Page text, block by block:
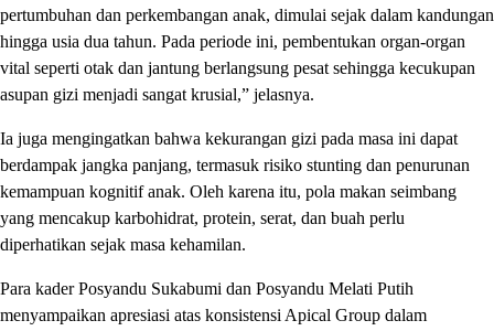
pertumbuhan dan perkembangan anak, dimulai sejak dalam kandungan
hingga usia dua tahun. Pada periode ini, pembentukan organ-organ
vital seperti otak dan jantung berlangsung pesat sehingga kecukupan
asupan gizi menjadi sangat krusial,” jelasnya.
Ia juga mengingatkan bahwa kekurangan gizi pada masa ini dapat
berdampak jangka panjang, termasuk risiko stunting dan penurunan
kemampuan kognitif anak. Oleh karena itu, pola makan seimbang
yang mencakup karbohidrat, protein, serat, dan buah perlu
diperhatikan sejak masa kehamilan.
Para kader Posyandu Sukabumi dan Posyandu Melati Putih
menyampaikan apresiasi atas konsistensi Apical Group dalam